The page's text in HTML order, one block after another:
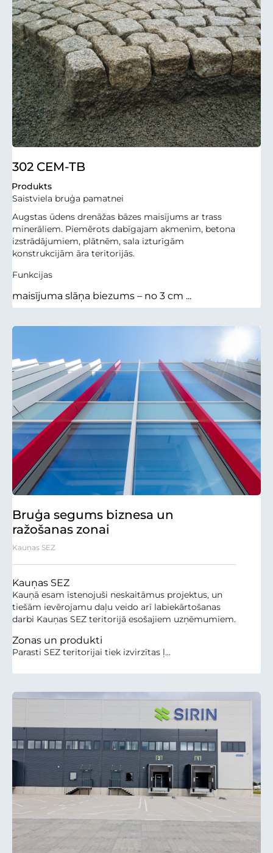
302 CEM-TB
Produkts
Saistviela bruģa pamatnei
Augstas ūdens drenāžas bāzes maisījums ar trass
minerāliem. Piemērots dabīgajam akmenim, betona
izstrādājumiem, plātnēm, sala izturīgām
konstrukcijām āra teritorijās.
Funkcijas
maisījuma slāņa biezums – no 3 cm ...
Bruģa segums biznesa un
ražošanas zonai
Kauņas SEZ
Kauņas SEZ
Kauņā esam īstenojuši neskaitāmus projektus, un
tiešām ievērojamu daļu veido arī labiekārtošanas
darbi Kauņas SEZ teritorijā esošajiem uzņēmumiem.
Zonas un produkti
Parasti SEZ teritorijai tiek izvirzītas ļ...